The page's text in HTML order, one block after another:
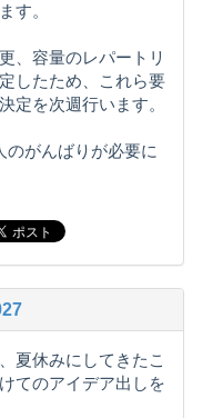
す。
、容量のレパートリ
したため、これら要
定を次週行います。
のがんばりが必要に
夏休みにしてきたこ
てのアイデア出しを